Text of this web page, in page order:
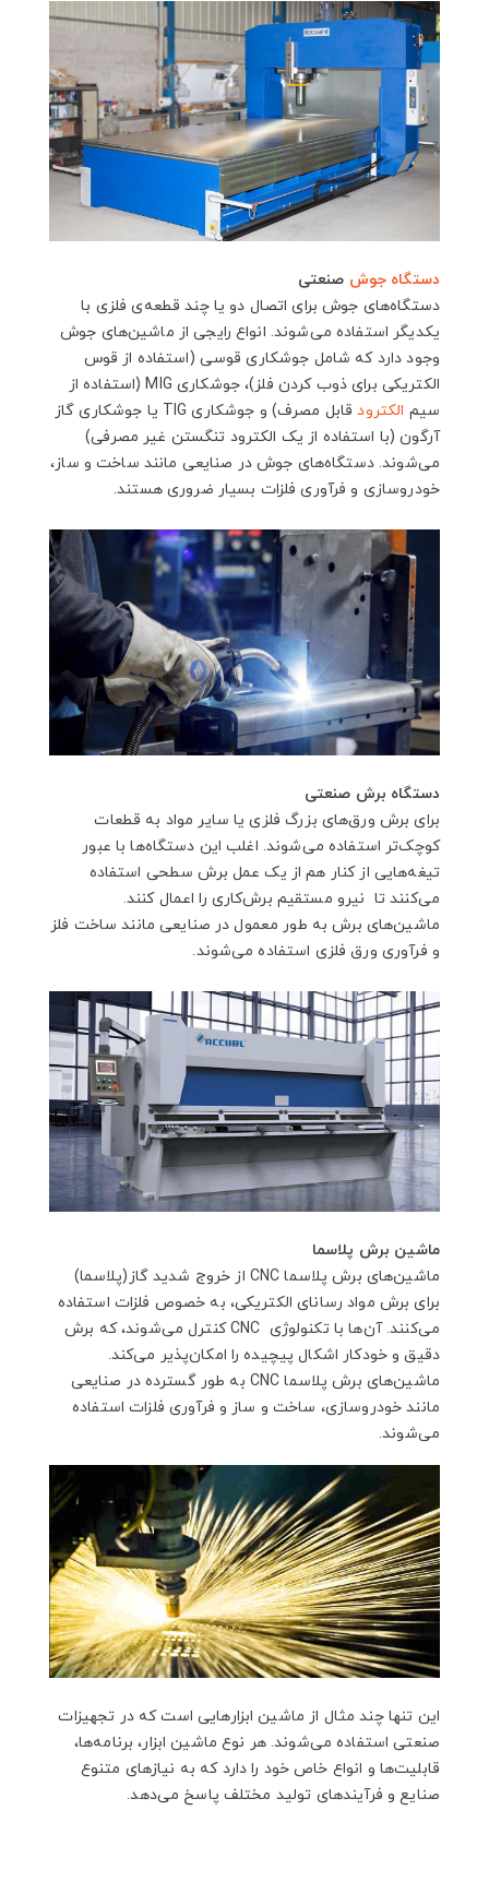
دستگاه جوش صنعتی
دستگاه‌های جوش برای اتصال دو یا چند قطعه‌ی فلزی با
یکدیگر استفاده می‌شوند. انواع رایجی از ماشین‌های جوش
وجود دارد که شامل جوشکاری قوسی (استفاده از قوس
الکتریکی برای ذوب کردن فلز)، جوشکاری MIG (استفاده از
سیم الکترود
قابل مصرف) و جوشکاری TIG یا جوشکاری گاز
آرگون (با استفاده از یک الکترود تنگستن غیر مصرفی)
می‌شوند. دستگاه‌های جوش در صنایعی مانند ساخت و ساز،
خودروسازی و فرآوری فلزات بسیار ضروری هستند.
دستگاه برش صنعتی
برای برش ورق‌های بزرگ فلزی یا سایر مواد به قطعات
کوچک‌تر استفاده می‌شوند. اغلب این دستگاه‌ها با عبور
تیغه‌هایی از کنار هم از یک عمل برش سطحی استفاده
‌می‌کنند تا نیرو مستقیم برش‌کاری را اعمال کنند.
ماشین‌های برش به طور معمول در صنایعی مانند ساخت فلز
و فرآوری ورق فلزی استفاده می‌شوند.
ماشین برش پلاسما
ماشین‌های برش پلاسما CNC از خروج شدید گاز(پلاسما)
برای برش مواد رسانای الکتریکی، به خصوص فلزات استفاده
می‌کنند. آن‌ها با تکنولوژی CNC کنترل می‌شوند، که برش
دقیق و خودکار اشکال پیچیده را امکان‌پذیر می‌کند.
ماشین‌های برش پلاسما CNC به طور گسترده در صنایعی
مانند خودروسازی، ساخت و ساز و فرآوری فلزات استفاده
می‌شوند.
این تنها چند مثال از ماشین ابزارهایی است که در تجهیزات
صنعتی استفاده می‌شوند. هر نوع ماشین ابزار، برنامه‌ها،
قابلیت‌ها و انواع خاص خود را دارد که به نیازهای متنوع
صنایع و فرآیندهای تولید مختلف پاسخ می‌دهد.